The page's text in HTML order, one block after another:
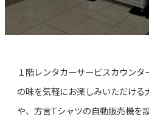
１階レンタカーサービスカウン
の味を気軽にお楽しみいただけ
や、方言Tシャツの自動販売機を